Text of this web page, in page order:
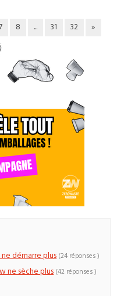
8 ... 31 32 »
démarre plus (24 réponses )
ne sèche plus (42 réponses )